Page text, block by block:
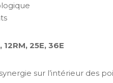
25E, 36E
sur l’intérieur des